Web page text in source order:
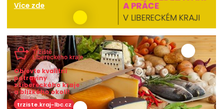
Více zde
Objevte kvalitní
potraviny
z Libereckého kraje
a blízkého okolí!
trziste.kraj-lbc.cz